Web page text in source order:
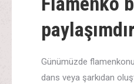
paylaşımdır
Günümüzde
dans veya şarkıdan